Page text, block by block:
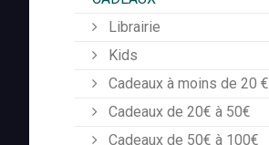
Librairie
Kids
Cadeaux à moins de 20 €
Cadeaux de 20€ à 50€
Cadeaux de 50€ à 100€